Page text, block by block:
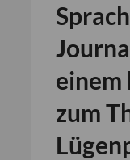
einem
zum